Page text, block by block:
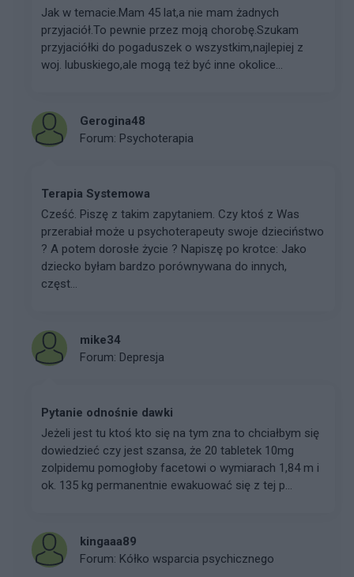
Jak w temacie.Mam 45 lat,a nie mam żadnych
przyjaciół.To pewnie przez moją chorobę.Szukam
przyjaciółki do pogaduszek o wszystkim,najlepiej z
woj. lubuskiego,ale mogą też być inne okolice...
Gerogina48
Forum: Psychoterapia
Terapia Systemowa
Cześć. Piszę z takim zapytaniem. Czy ktoś z Was
przerabiał może u psychoterapeuty swoje dzieciństwo
? A potem dorosłe życie ? Napiszę po krotce: Jako
dziecko byłam bardzo porównywana do innych,
częst...
mike34
Forum: Depresja
Pytanie odnośnie dawki
Jeżeli jest tu ktoś kto się na tym zna to chciałbym się
dowiedzieć czy jest szansa, że 20 tabletek 10mg
zolpidemu pomogłoby facetowi o wymiarach 1,84 m i
ok. 135 kg permanentnie ewakuować się z tej p...
kingaaa89
Forum: Kółko wsparcia psychicznego